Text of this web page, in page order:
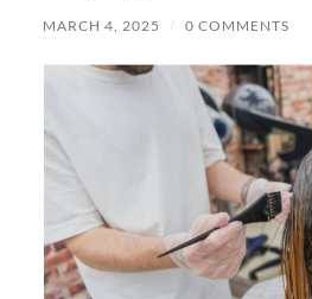
MARCH 4, 2025 / 0 COMMENTS